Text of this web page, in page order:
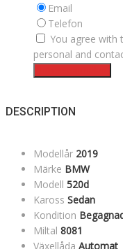
Email
Telefon
You agree with
personal and
DESCRIPTION
Modellår 2019
Märke BMW
Modell 520d
Kaross Sedan
Kondition
Miltal 8081
Växellåda Automat